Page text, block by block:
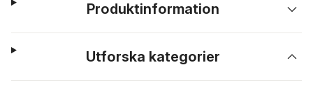
Produktinformation
Utforska kategorier